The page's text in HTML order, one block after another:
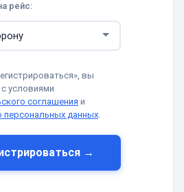
рейс:
вы
условиями
соглашения и
данных.
→